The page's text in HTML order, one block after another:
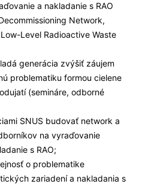
a nakladanie s RAO
Network,
Level Radioactive Waste
generácia zvýšiť záujem
problematiku formou cielene
(semináre, odborné
SNUS budovať network a
na vyraďovanie
s RAO;
o problematike
zariadení a nakladania s